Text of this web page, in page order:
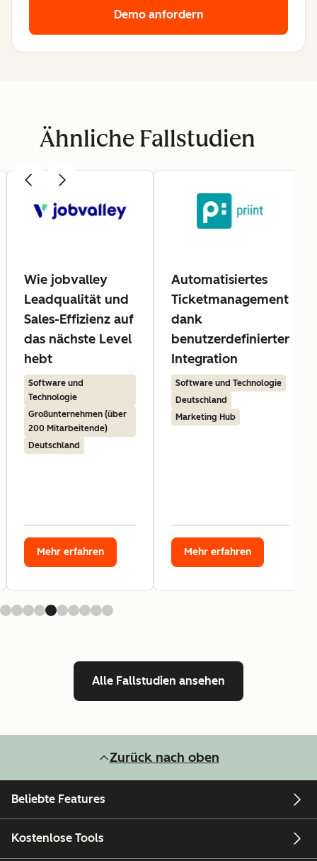
Demo anfordern
Ähnliche Fallstudien
Wie jobvalley
Leadqualität und
Sales-Effizienz auf
das nächste Level
hebt
Software und
Technologie
Großunternehmen (über
200 Mitarbeitende)
Deutschland
Mehr erfahren
Automatisiertes
Ticketmanagement
dank
benutzerdefinierter
Integration
Software und Technologie
Deutschland
Marketing Hub
Mehr erfahren
Alle Fallstudien ansehen
Zurück nach oben
Beliebte Features
Kostenlose Tools